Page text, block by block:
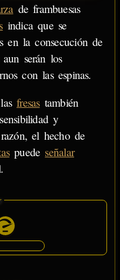
de frambuesas
indica que se
en la consecución de
serán los
con las espinas.
lasfresastambién
y
el hecho de
puede señalar